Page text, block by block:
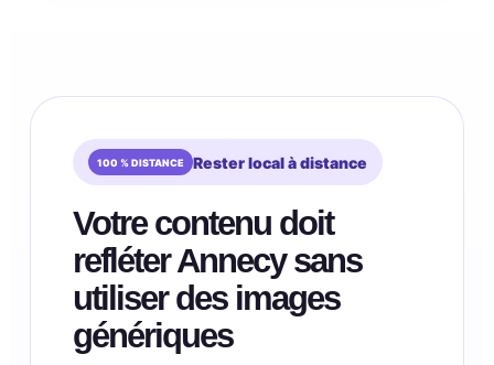
Rester local à distance
Votre contenu doit
refléter Annecy sans
utiliser des images
génériques